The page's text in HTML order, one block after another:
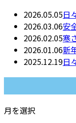
2026.05.05日
2026.03.06安
2026.02.05寒
2026.01.06新
2025.12.19日
月を選択